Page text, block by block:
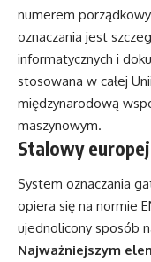
numerem
oznaczania jest
informatycznych i
stosowana w całej
międzynarodową
maszynowym.
Stalowy
System oznaczania
opiera się na normie
ujednolicony sposób
Najważniejszym